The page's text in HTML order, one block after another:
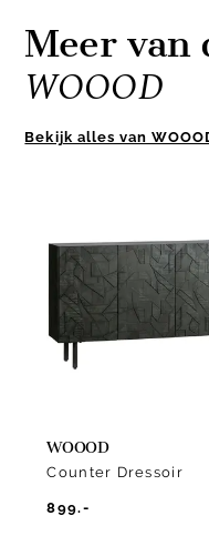
Meer van
WOOOD
Bekijk alles van
WOOOD
Counter Dressoir
899.-